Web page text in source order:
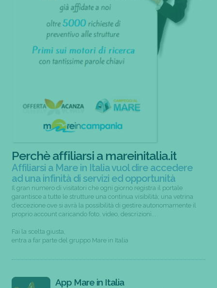
Perchè affiliarsi a mareinitalia.it
Affiliarsi a Mare in Italia vuol dire accedere
ad una infinità di servizi ed opportunità
Il gran numero di visitatori che ogni giorno registra il portale
garantisce a tutte le strutture una continua visibilità; una vetrina
d’eccezione ove si avrà la possibilità di gestire autonomamente il
proprio account caricando foto, video, descrizioni...
Fai la scelta giusta,
entra a far parte del gruppo Mare in Italia
App Mare in Italia